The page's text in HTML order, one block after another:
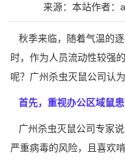
来源：本站作者：
秋季来临，随着气温的
时，作为人员流动性较强
呢？ 广州杀虫灭鼠公司认
首先，重视办公区域鼠患
广州杀虫灭鼠公司专家
严重病毒的风险，且喜欢